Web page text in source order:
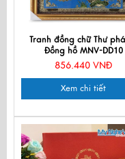
Tranh đồng chữ Thư
Đồng hồ MNV-DD10
856.440 VNĐ
Xem chi tiết